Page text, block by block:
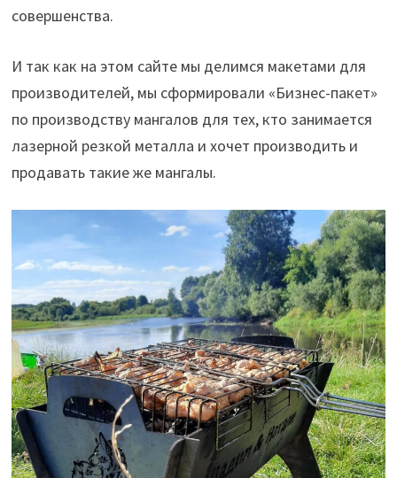
совершенства.
И так как на этом сайте мы делимся макетами для
производителей, мы сформировали «Бизнес-пакет»
по производству мангалов для тех, кто занимается
лазерной резкой металла и хочет производить и
продавать такие же мангалы.